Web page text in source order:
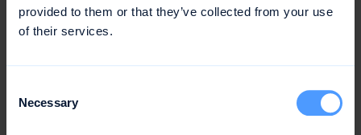
provided to them or that they’ve collected from your use
of their services.
Selection
Necessary
Wenn du awork an ein anderes Team weiterempfehlen
möchtest, kannst du das jetzt ganz einfach in awork
awork Menü und gib die E-Mail-Adresse der Person, der
du awork empfehlen möchtest, in das entsprechende
Fenster ein.